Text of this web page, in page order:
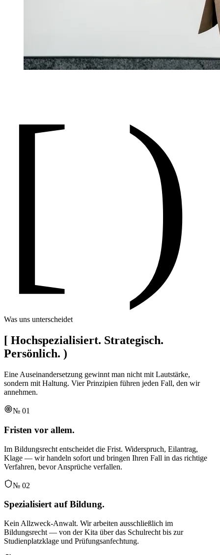
[ )
Was uns unterscheidet
[ Hochspezialisiert. Strategisch.
Persönlich. )
Eine Auseinandersetzung gewinnt man nicht mit Lautstärke,
sondern mit Haltung. Vier Prinzipien führen jeden Fall, den wir
annehmen.
№ 01
Fristen vor allem.
Im Bildungsrecht entscheidet die Frist. Widerspruch, Eilantrag,
Klage — wir handeln sofort und bringen Ihren Fall in das richtige
Verfahren, bevor Ansprüche verfallen.
№ 02
Spezialisiert auf Bildung.
Kein Allzweck-Anwalt. Wir arbeiten ausschließlich im
Bildungsrecht — von der Kita über das Schulrecht bis zur
Studienplatzklage und Prüfungsanfechtung.